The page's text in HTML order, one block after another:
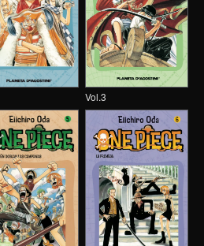
Vol.3